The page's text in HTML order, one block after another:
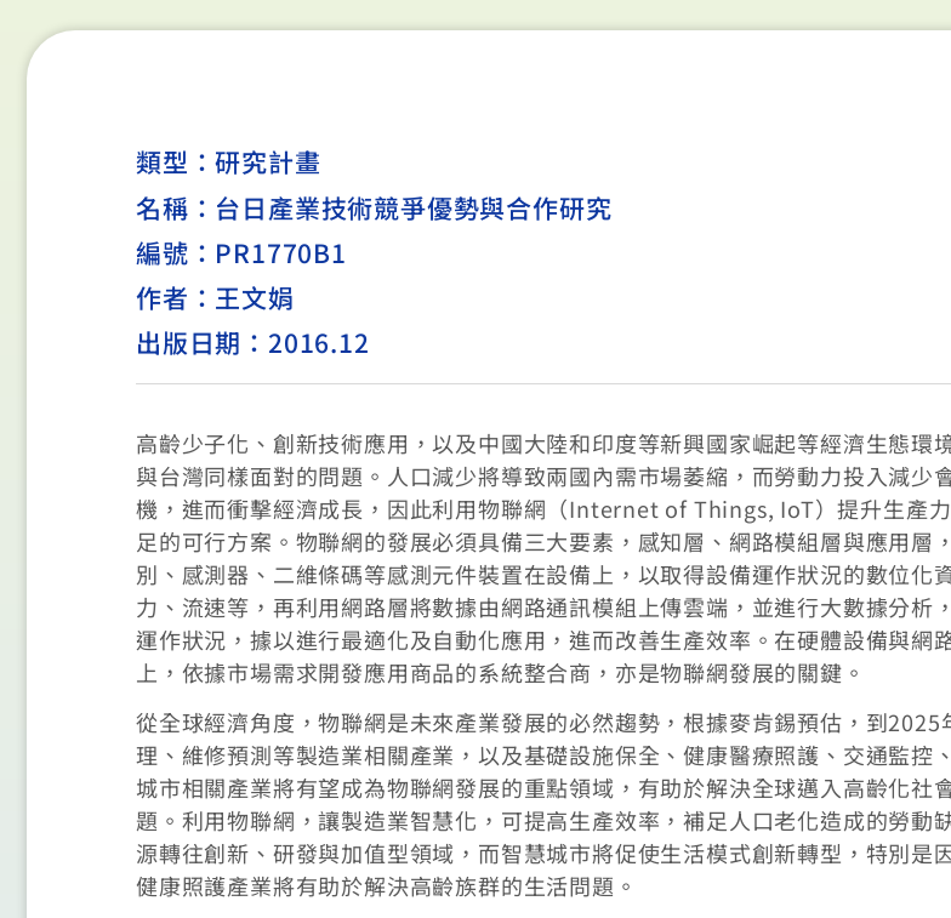
類型：研究計畫
名稱：台日產業技術競爭優勢與合作研究
編號：PR1770B1
作者：王文娟
出版日期：2016.12
高齡少子化、創新技術應用，以及中國大陸和印度等新興國家崛起等經濟生態環
與台灣同樣面對的問題。人口減少將導致兩國內需市場萎縮，而勞動力投入減少
機，進而衝擊經濟成長，因此利用物聯網（Internet of Things, IoT）提升生產
足的可行方案。物聯網的發展必須具備三大要素，感知層、網路模組層與應用層
別、感測器、二維條碼等感測元件裝置在設備上，以取得設備運作狀況的數位化
力、流速等，再利用網路層將數據由網路通訊模組上傳雲端，並進行大數據分析
運作狀況，據以進行最適化及自動化應用，進而改善生產效率。在硬體設備與網
上，依據市場需求開發應用商品的系統整合商，亦是物聯網發展的關鍵。
從全球經濟角度，物聯網是未來產業發展的必然趨勢，根據麥肯錫預估，到2025
理、維修預測等製造業相關產業，以及基礎設施保全、健康醫療照護、交通監控
城市相關產業將有望成為物聯網發展的重點領域，有助於解決全球邁入高齡化社
題。利用物聯網，讓製造業智慧化，可提高生產效率，補足人口老化造成的勞動
源轉往創新、研發與加值型領域，而智慧城市將促使生活模式創新轉型，特別是
健康照護產業將有助於解決高齡族群的生活問題。